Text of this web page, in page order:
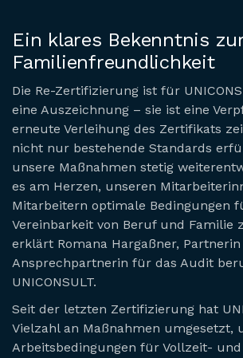
Ein klares Bekenntnis
Familienfreundlichkeit
Die Re-Zertifizierung ist für
eine Auszeichnung – sie ist eine
erneute Verleihung des Zertifikats
nicht nur bestehende Standards
unsere Maßnahmen stetig
es am Herzen, unseren
Mitarbeitern optimale Bedingungen
Vereinbarkeit von Beruf und Familie
erklärt Romana Hargaßner,
Ansprechpartnerin für das Audit
UNICONSULT.
Seit der letzten Zertifizierung hat
Vielzahl an Maßnahmen umgesetzt,
Arbeitsbedingungen für Vollzeit-